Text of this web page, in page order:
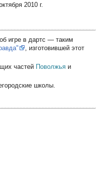
2010 г.
игре в дартс — таким
, изготовившей этот
частей Поволжьяи
школы.